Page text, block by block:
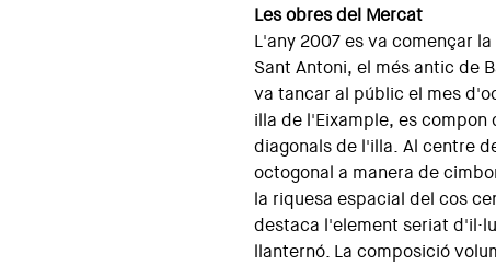
Les obres del Mercat
L'any 2007 es va començar
Sant Antoni, el més antic de
va tancar al públic el mes
illa de l'Eixample, es
diagonals de l'illa. Al centre
octogonal a manera de
la riquesa espacial del cos
destaca l'element seriat
llanternó. La composició